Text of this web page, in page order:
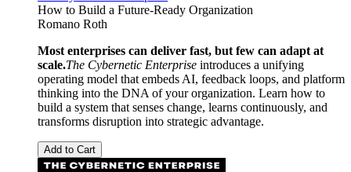
How to Build a Future-Ready Organization
Romano Roth
Most enterprises can deliver fast, but few can adapt at
scale.The Cybernetic Enterprise introduces a unifying
operating model that embeds AI, feedback loops, and platform
thinking into the DNA of your organization. Learn how to
build a system that senses change, learns continuously, and
transforms disruption into strategic advantage.
Add to Cart